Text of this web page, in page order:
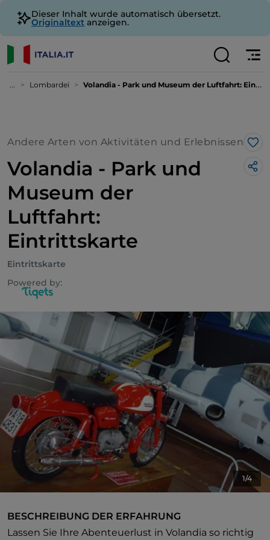
Dieser Inhalt wurde automatisch übersetzt.
Originaltext anzeigen.
... Lombardei Volandia - Park und Museum der Luftfahrt: Eintrittskarte
Andere Arten von Aktivitäten und Erlebnissen
Volandia - Park und
Museum der
Luftfahrt:
Eintrittskarte
Eintrittskarte
Powered by:
1/4
BESCHREIBUNG DER ERFAHRUNG
Lassen Sie Ihre Abenteuerlust in Volandia so richtig